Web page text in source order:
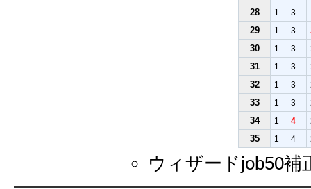
28 1 3
29 1 3
30 1 3
31 1 3
32 1 3
33 1 3
34 1 4
35 1 4
ウィザードjob50補